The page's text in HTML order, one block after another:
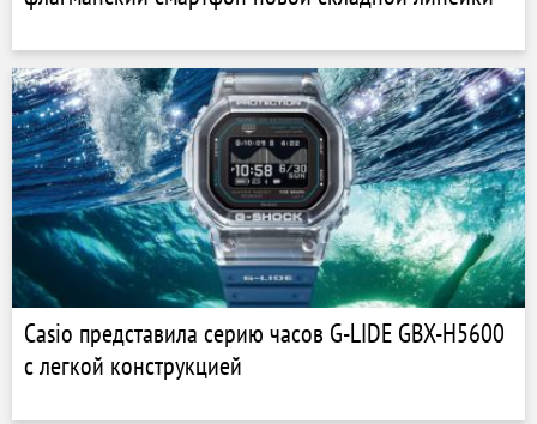
Casio представила серию часов G-LIDE GBX-H5600
с легкой конструкцией